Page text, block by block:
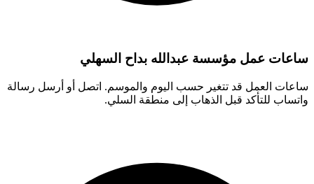
ساعات عمل مؤسسة عبدالله بداح السهلي
ساعات العمل قد تتغير حسب اليوم والموسم. اتصل أو أرسل رسالة
واتساب للتأكد قبل الذهاب إلى منطقة السلي.